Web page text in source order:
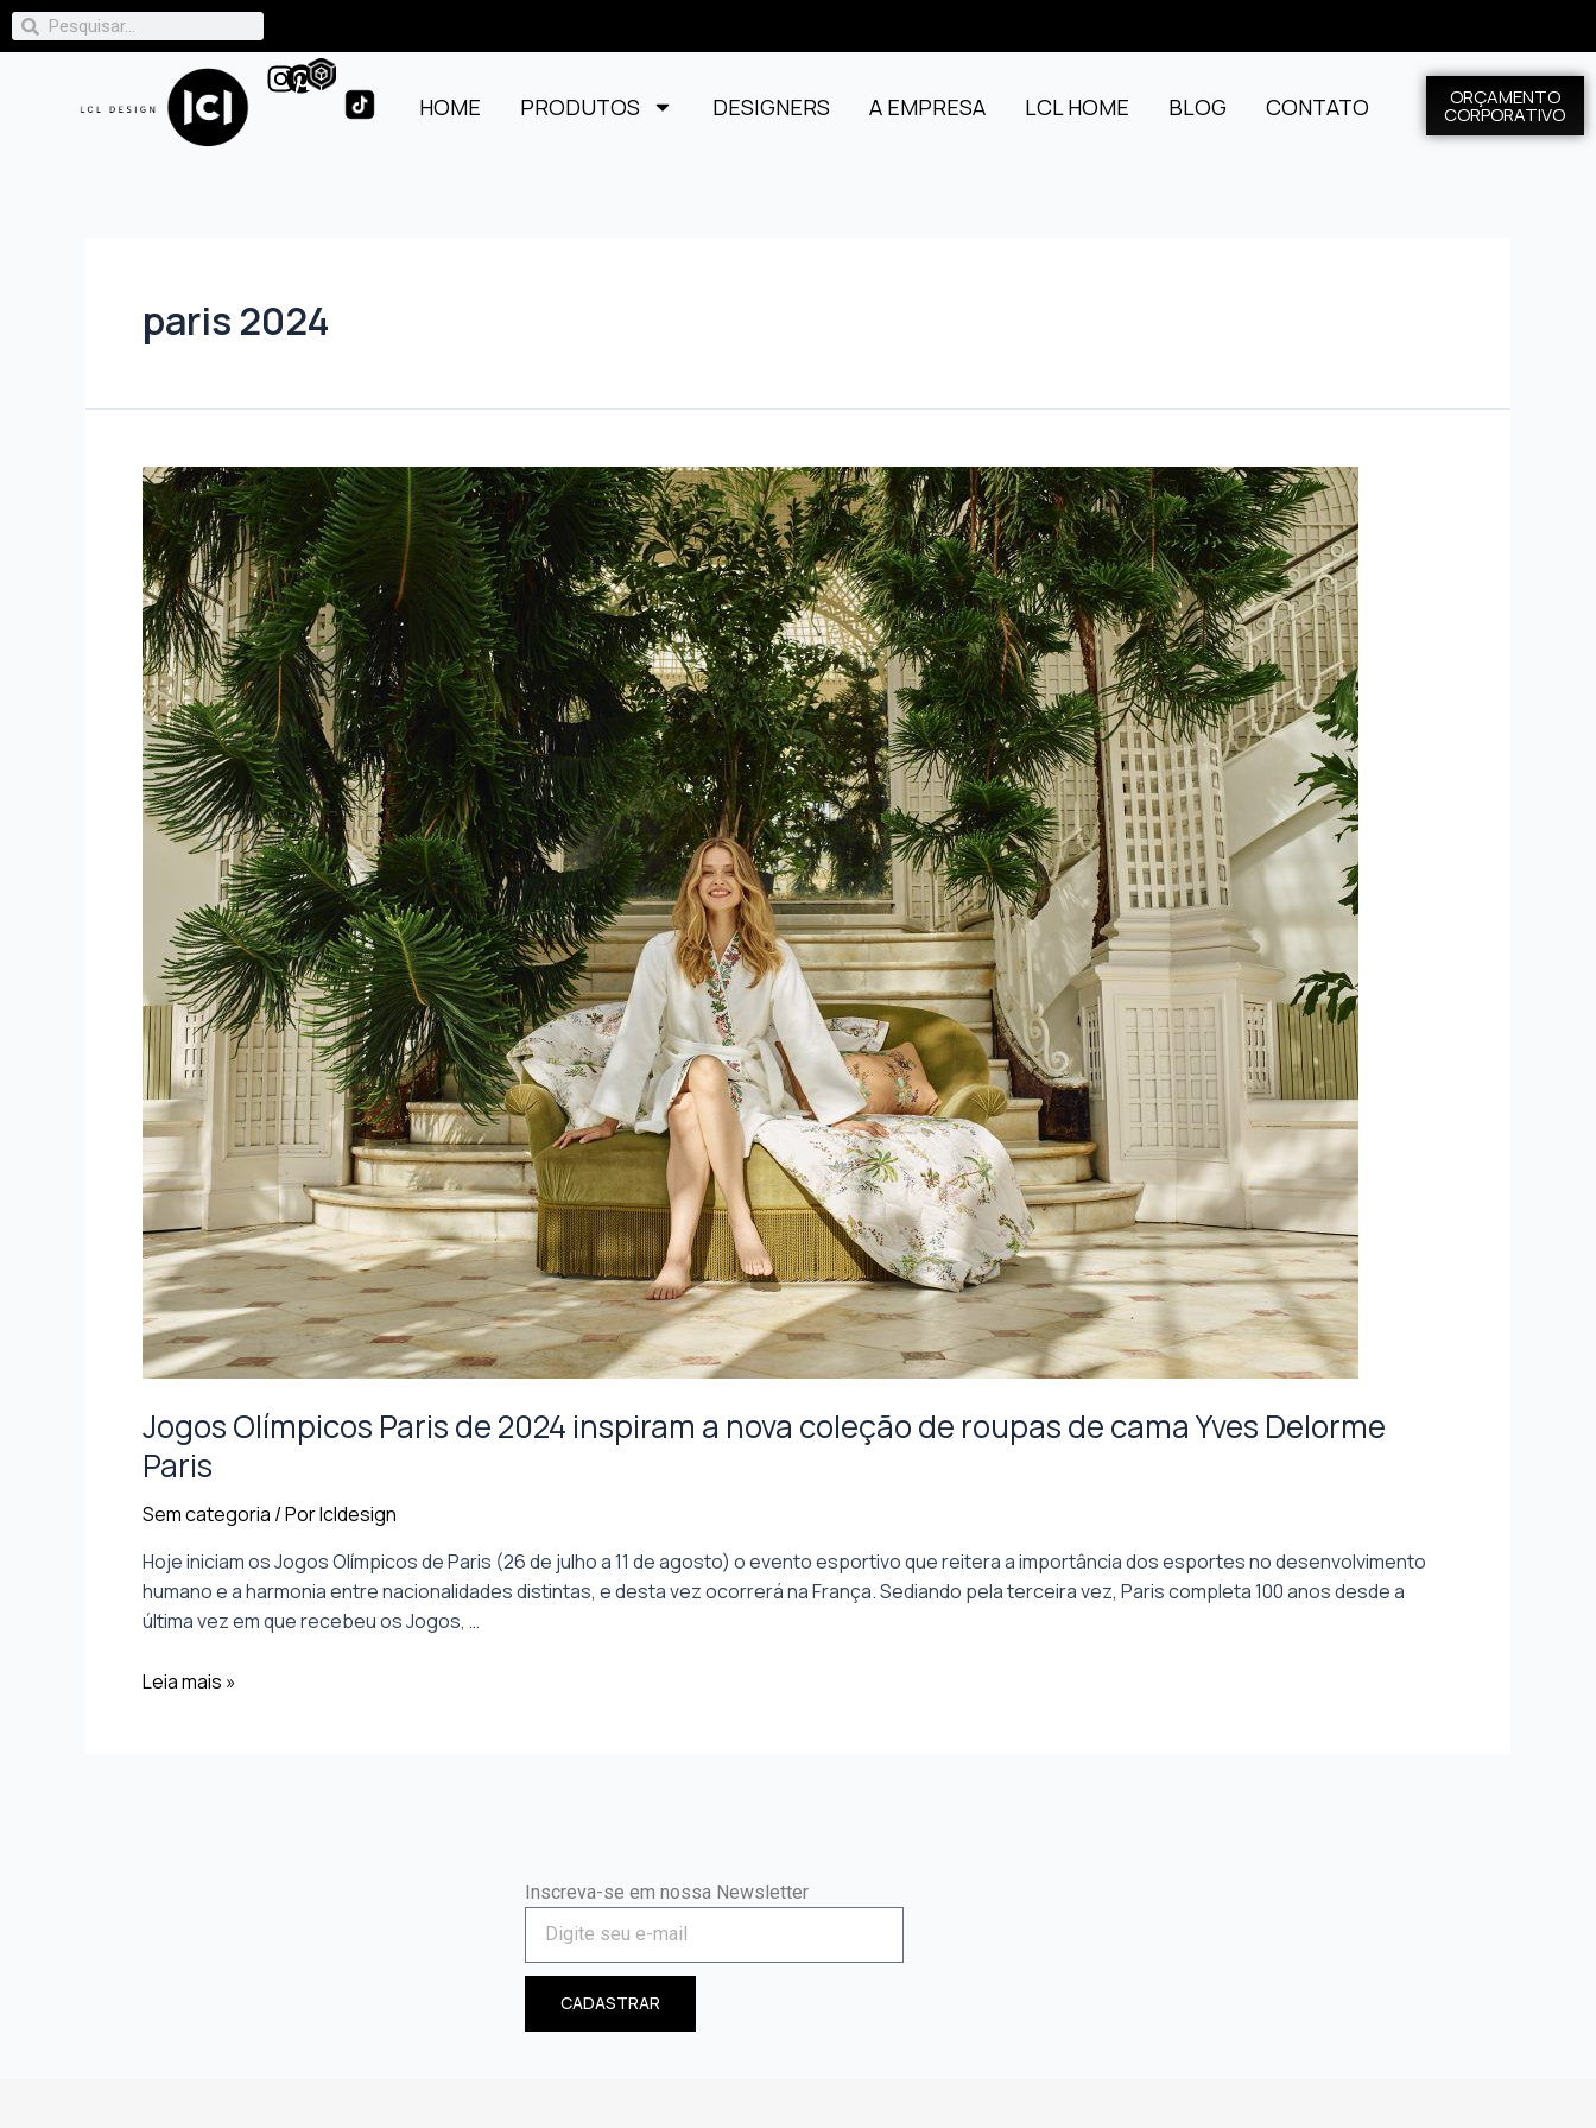
HOME PRODUTOS DESIGNERS A EMPRESA LCL HOME BLOG CONTATO ORÇAMENTO
CORPORATIVO
paris 2024
Jogos Olímpicos Paris de 2024 inspiram a nova coleção de roupas de cama Yves Delorme
Paris
Sem categoria / Porlcldesign
Hoje iniciam os Jogos Olímpicos de Paris (26 de julho a 11 de agosto) o evento esportivo que reitera a importância dos esportes no desenvolvimento
humano e a harmonia entre nacionalidades distintas, e desta vez ocorrerá na França. Sediando pela terceira vez, Paris completa 100 anos desde a
última vez em que recebeu os Jogos, …
Leia mais »
Inscreva-se em nossa Newsletter
CADASTRAR